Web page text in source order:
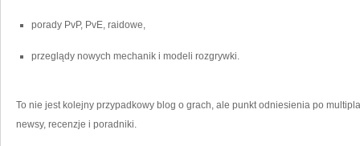
porady PvP, PvE, raidowe,
przeglądy nowych mechanik i modeli rozgrywki.
To nie jest kolejny przypadkowy blog o grach, ale punkt odniesienia po
newsy, recenzje i poradniki.